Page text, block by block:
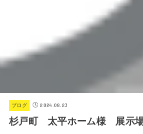
ブログ 2024.08.23
杉戸町 太平ホーム様 展示